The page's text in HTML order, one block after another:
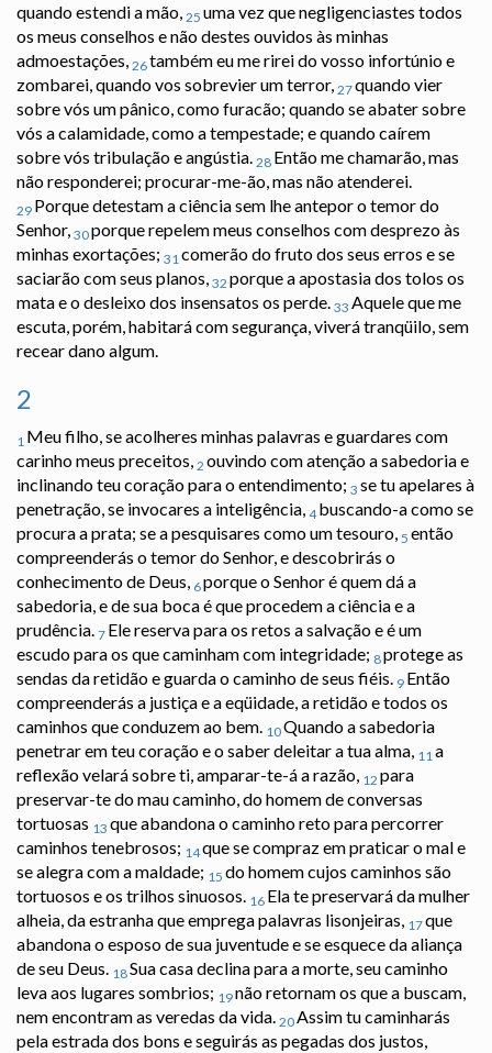
quando estendi a mão, 25 uma vez que negligenciastes todos
os meus conselhos e não destes ouvidos às minhas
admoestações, 26também eu me rirei do vosso infortúnio e
zombarei, quando vos sobrevier um terror, 27quando vier
sobre vós um pânico, como furacão; quando se abater sobre
vós a calamidade, como a tempestade; e quando caírem
sobre vós tribulação e angústia. 28 Então me chamarão, mas
não responderei; procurar-me-ão, mas não atenderei.
29 Porque detestam a ciência sem lhe antepor o temor do
Senhor, 30porque repelem meus conselhos com desprezo às
minhas exortações; 31comerão do fruto dos seus erros e se
saciarão com seus planos, 32 porque a apostasia dos tolos os
mata e o desleixo dos insensatos os perde. 33 Aquele que me
escuta, porém, habitará com segurança, viverá tranqüilo, sem
recear dano algum.
2
1 Meu filho, se acolheres minhas palavras e guardares com
carinho meus preceitos, 2 ouvindo com atenção a sabedoria e
inclinando teu coração para o entendimento; 3 se tu apelares à
penetração, se invocares a inteligência, 4 buscando-a como se
procura a prata; se a pesquisares como um tesouro, 5 então
compreenderás o temor do Senhor, e descobrirás o
conhecimento de Deus, 6porque o Senhor é quem dá a
sabedoria, e de sua boca é que procedem a ciência e a
prudência. 7 Ele reserva para os retos a salvação e é um
escudo para os que caminham com integridade; 8protege as
sendas da retidão e guarda o caminho de seus fiéis. 9 Então
compreenderás a justiça e a eqüidade, a retidão e todos os
caminhos que conduzem ao bem. 10Quando a sabedoria
penetrar em teu coração e o saber deleitar a tua alma, 11a
reflexão velará sobre ti, amparar-te-á a razão, 12 para
preservar-te do mau caminho, do homem de conversas
tortuosas 13 que abandona o caminho reto para percorrer
caminhos tenebrosos; 14que se compraz em praticar o mal e
se alegra com a maldade; 15 do homem cujos caminhos são
tortuosos e os trilhos sinuosos. 16 Ela te preservará da mulher
alheia, da estranha que emprega palavras lisonjeiras, 17que
abandona o esposo de sua juventude e se esquece da aliança
de seu Deus. 18Sua casa declina para a morte, seu caminho
leva aos lugares sombrios; 19não retornam os que a buscam,
nem encontram as veredas da vida. 20Assim tu caminharás
pela estrada dos bons e seguirás as pegadas dos justos,